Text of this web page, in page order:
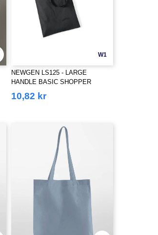
W1
NEWGEN LS125 - LARGE
HANDLE BASIC SHOPPER
10,82 kr